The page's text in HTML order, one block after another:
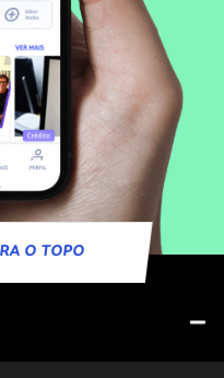
O TOPO